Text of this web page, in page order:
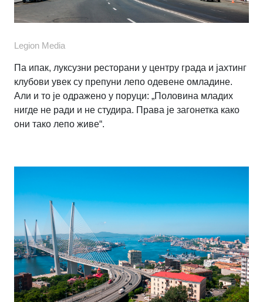
Legion Media
Па ипак, луксузни ресторани у центру града и јахтинг
клубови увек су препуни лепо одевене омладине.
Али и то је одражено у поруци: „Половина младих
нигде не ради и не студира. Права је загонетка како
они тако лепо живе“.